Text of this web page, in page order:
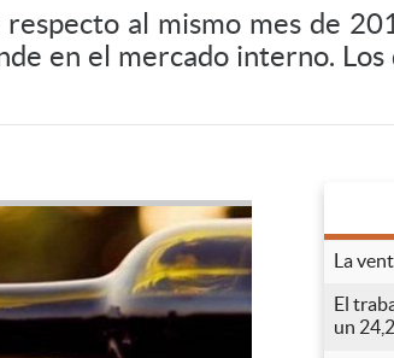
al mismo mes de
en el mercado interno.
La
El
un